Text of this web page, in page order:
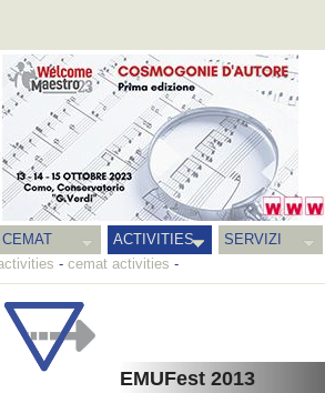
CEMAT ACTIVITIES SERVIZI
- cemat activities -
EMUFest 2013